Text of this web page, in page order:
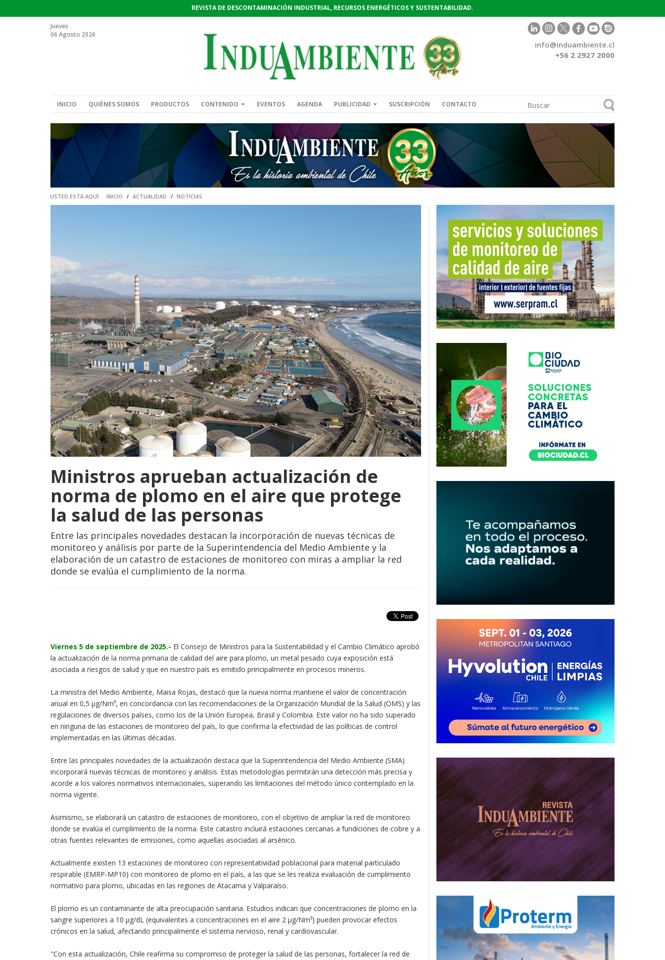
REVISTA DE DESCONTAMINACIÓN INDUSTRIAL, RECURSOS ENERGÉTICOS Y SUSTENTABILIDAD.
Jueves
06 Agosto 2026
info@induambiente.cl
+56 2 2927 2000
INICIO QUIÉNES SOMOS PRODUCTOS CONTENIDO EVENTOS AGENDA PUBLICIDAD SUSCRIPCIÓN CONTACTO
USTED ESTÁ AQUÍ: INICIO / ACTUALIDAD / NOTICIAS
Ministros aprueban actualización de
norma de plomo en el aire que protege
la salud de las personas
Entre las principales novedades destacan la incorporación de nuevas técnicas de
monitoreo y análisis por parte de la Superintendencia del Medio Ambiente y la
elaboración de un catastro de estaciones de monitoreo con miras a ampliar la red
donde se evalúa el cumplimiento de la norma.
Viernes 5 de septiembre de 2025.- El Consejo de Ministros para la Sustentabilidad y el Cambio Climático aprobó
la actualización de la norma primaria de calidad del aire para plomo, un metal pesado cuya exposición está
asociada a riesgos de salud y que en nuestro país es emitido principalmente en procesos mineros.
La ministra del Medio Ambiente, Maisa Rojas, destacó que la nueva norma mantiene el valor de concentración
anual en 0,5 µg/Nm³, en concordancia con las recomendaciones de la Organización Mundial de la Salud (OMS) y las
regulaciones de diversos países, como los de la Unión Europea, Brasil y Colombia. Este valor no ha sido superado
en ninguna de las estaciones de monitoreo del país, lo que confirma la efectividad de las políticas de control
implementadas en las últimas décadas.
Entre las principales novedades de la actualización destaca que la Superintendencia del Medio Ambiente (SMA)
incorporará nuevas técnicas de monitoreo y análisis. Estas metodologías permitirán una detección más precisa y
acorde a los valores normativos internacionales, superando las limitaciones del método único contemplado en la
norma vigente.
Asimismo, se elaborará un catastro de estaciones de monitoreo, con el objetivo de ampliar la red de monitoreo
donde se evalúa el cumplimiento de la norma. Este catastro incluirá estaciones cercanas a fundiciones de cobre y a
otras fuentes relevantes de emisiones, como aquellas asociadas al arsénico.
Actualmente existen 13 estaciones de monitoreo con representatividad poblacional para material particulado
respirable (EMRP-MP10) con monitoreo de plomo en el país, a las que se les realiza evaluación de cumplimiento
normativo para plomo, ubicadas en las regiones de Atacama y Valparaíso.
El plomo es un contaminante de alta preocupación sanitaria. Estudios indican que concentraciones de plomo en la
sangre superiores a 10 µg/dL (equivalentes a concentraciones en el aire 2 µg/Nm³) pueden provocar efectos
crónicos en la salud, afectando principalmente el sistema nervioso, renal y cardiovascular.
"Con esta actualización, Chile reafirma su compromiso de proteger la salud de las personas, fortalecer la red de